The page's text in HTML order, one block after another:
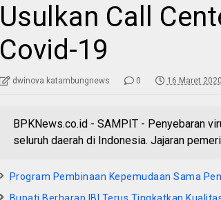
Usulkan Call
Covid-19
dwinova katambungnews 0 16 Maret
BPKNews.co.id - SAMPIT - Penyebaran
seluruh daerah di Indonesia. Jajaran
Program Pembinaan Kepemudaan Sama